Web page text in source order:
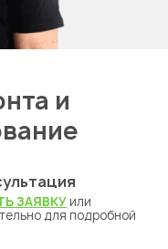
и
ЗАЯВКУ или
для подробной